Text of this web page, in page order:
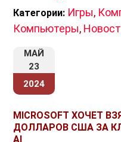
Категории: Игры,
Компьютеры,
МАЙ
23
2024
MICROSOFT ХОЧЕТ
ДОЛЛАРОВ США ЗА
AI